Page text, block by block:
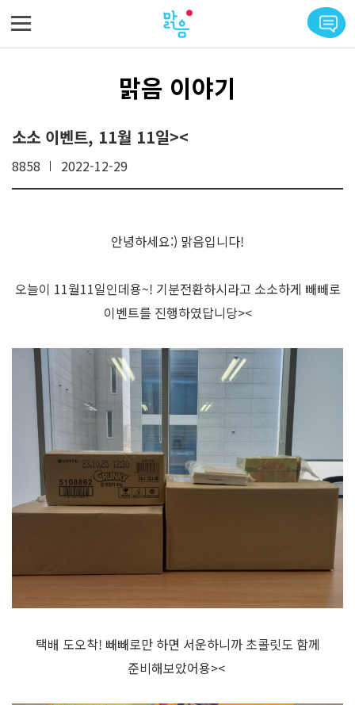
맑음 이야기
소소 이벤트, 11월 11일><
8858 2022-12-29
안녕하세요:) 맑음입니다!
오늘이 11월11일인데용~! 기분전환하시라고 소소하게 빼빼로
이벤트를 진행하였답니당><
택배 도오착! 빼빼로만 하면 서운하니까 초콜릿도 함께
준비해보았어용><